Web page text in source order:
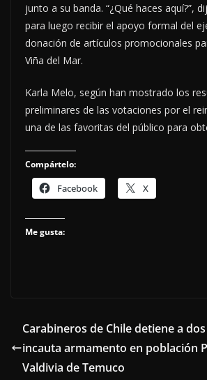
junto a su banda. “¿Qué haces aquí?”,
para luego recibir el apoyo formal del
donación de artículos promocionales
Viña del Mar.
Karla Melo, según han mostrado los
preliminares de las votaciones por el
una de las favoritas del público para
Compártelo:
Facebook X
Me gusta:
Carabineros de Chile detiene a
incauta armamento en población
Valdivia de Temuco